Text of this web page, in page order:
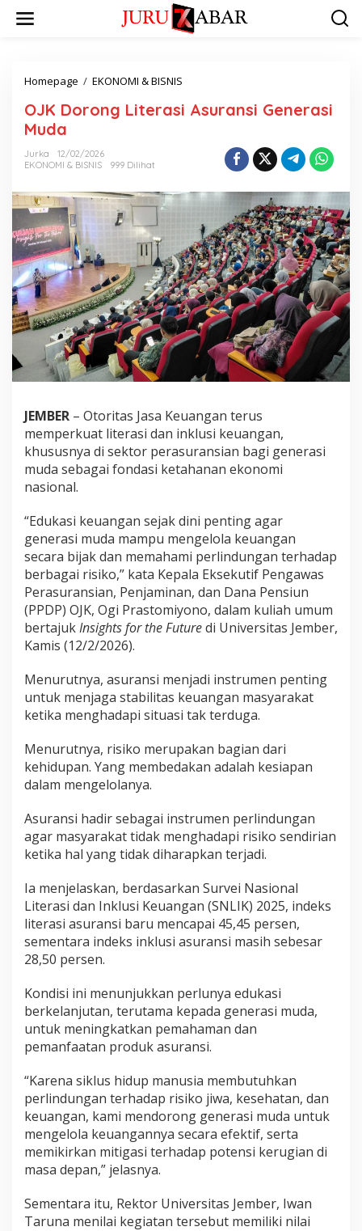
Homepage / EKONOMI & BISNIS
OJK Dorong Literasi Asuransi Generasi
Muda
Jurka
12/02/2026
EKONOMI & BISNIS
999 Dilihat
JEMBER – Otoritas Jasa Keuangan terus
memperkuat literasi dan inklusi keuangan,
khususnya di sektor perasuransian bagi generasi
muda sebagai fondasi ketahanan ekonomi
nasional.
“Edukasi keuangan sejak dini penting agar
generasi muda mampu mengelola keuangan
secara bijak dan memahami perlindungan terhadap
berbagai risiko,” kata Kepala Eksekutif Pengawas
Perasuransian, Penjaminan, dan Dana Pensiun
(PPDP) OJK, Ogi Prastomiyono, dalam kuliah umum
bertajukInsights for the Futuredi Universitas Jember,
Kamis (12/2/2026).
Menurutnya, asuransi menjadi instrumen penting
untuk menjaga stabilitas keuangan masyarakat
ketika menghadapi situasi tak terduga.
Menurutnya, risiko merupakan bagian dari
kehidupan. Yang membedakan adalah kesiapan
dalam mengelolanya.
Asuransi hadir sebagai instrumen perlindungan
agar masyarakat tidak menghadapi risiko sendirian
ketika hal yang tidak diharapkan terjadi.
Ia menjelaskan, berdasarkan Survei Nasional
Literasi dan Inklusi Keuangan (SNLIK) 2025, indeks
literasi asuransi baru mencapai 45,45 persen,
sementara indeks inklusi asuransi masih sebesar
28,50 persen.
Kondisi ini menunjukkan perlunya edukasi
berkelanjutan, terutama kepada generasi muda,
untuk meningkatkan pemahaman dan
pemanfaatan produk asuransi.
“Karena siklus hidup manusia membutuhkan
perlindungan terhadap risiko jiwa, kesehatan, dan
keuangan, kami mendorong generasi muda untuk
mengelola keuangannya secara efektif, serta
memikirkan mitigasi terhadap potensi kerugian di
masa depan,” jelasnya.
Sementara itu, Rektor Universitas Jember, Iwan
Taruna menilai kegiatan tersebut memiliki nilai